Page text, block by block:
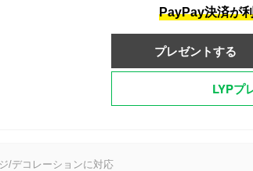
PayPay決済が
プレゼントする
LYPプ
/デコレーションに対応